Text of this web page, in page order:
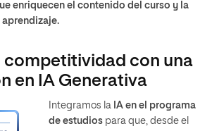
enriquecen el contenido del curso y la
competitividad con una
en IA Generativa
Integramos la IA en el programa
de estudios para que, desde el